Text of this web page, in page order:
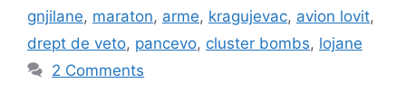
gnjilane, maraton, arme, kragujevac, avion lovit,
drept de veto, pancevo, cluster bombs, lojane
2 Comments